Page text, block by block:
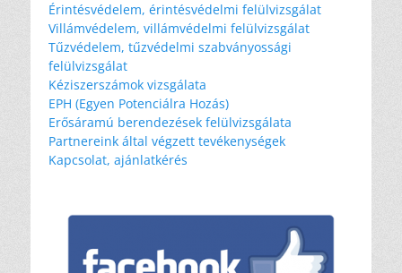
Érintésvédelem, érintésvédelmi felülvizsgálat
Villámvédelem, villámvédelmi felülvizsgálat
Tűzvédelem, tűzvédelmi szabványossági
felülvizsgálat
Kéziszerszámok vizsgálata
EPH (Egyen Potenciálra Hozás)
Erősáramú berendezések felülvizsgálata
Partnereink által végzett tevékenységek
Kapcsolat, ajánlatkérés